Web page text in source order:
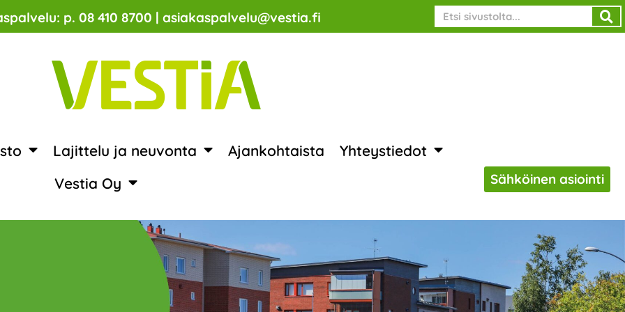
p. 08 410 8700 | asiakaspalvelu@vestia.fi Search
Lajittelu ja neuvonta Ajankohtaista
Yhteystiedot
Vestia Oy
Sähköinen asiointi